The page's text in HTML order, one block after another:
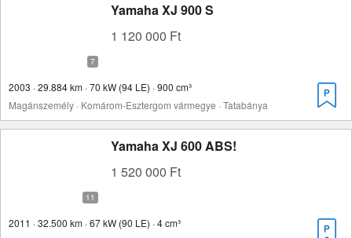
Yamaha XJ 900 S
1 120 000 Ft
2003 · 29.884 km · 70 kW (94 LE) · 900 cm³
Magánszemély · Komárom-Esztergom vármegye · Tatabánya
Yamaha XJ 600 ABS!
1 520 000 Ft
2011 · 32.500 km · 67 kW (90 LE) · 4 cm³